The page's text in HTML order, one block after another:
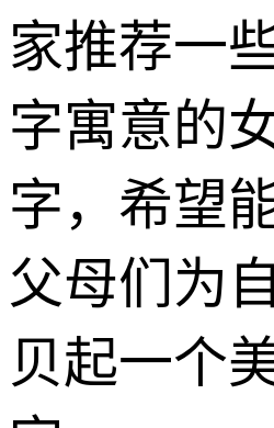
家推荐一
字寓意的
字，希望
父母们为
贝起一个